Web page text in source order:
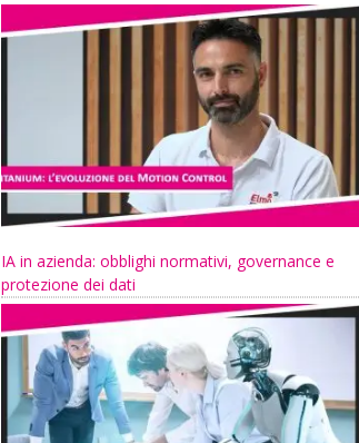
IA in azienda: obblighi normativi, governance e
protezione dei dati